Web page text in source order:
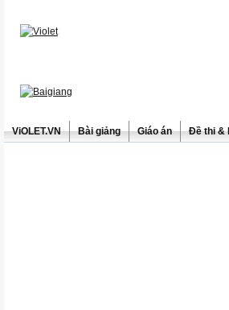
ViOLET.VN Bài giảng Giáo án Đề thi &